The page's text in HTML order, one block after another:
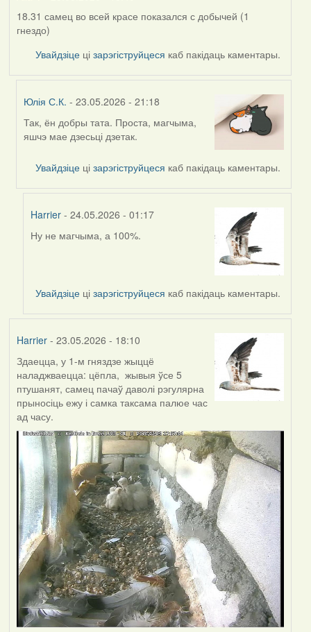
18.31 самец во всей красе показался с добычей (1
гнездо)
Увайдзіце цізарэгіструйцеся каб пакідаць каментары.
Юлія С.К. - 23.05.2026 - 21:18
In
reply
V
Так, ён добры тата. Проста, магчыма,
яшчэ мае дзесьці дзетак.
Увайдзіце цізарэгіструйцеся каб пакідаць каментары.
Harrier - 24.05.2026 - 01:17
In
Юлія
С.К.
Ну не магчыма, а 100%.
Увайдзіце цізарэгіструйцеся каб пакідаць каментары.
Harrier- 23.05.2026 - 18:10
Здаецца, у 1-м гняздзе жыццё
наладжваецца: цёпла, жывыя ўсе 5
птушанят, самец пачаў даволі рэгулярна
прыносіць ежу і самка таксама палюе час
ад часу.